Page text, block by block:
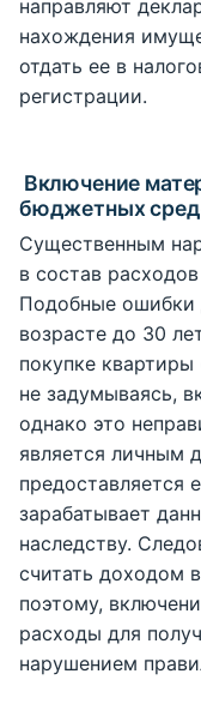
направляют
нахождения
отдать ее в
регистрации.
Включение
бюджетных
Существенным
в состав
Подобные
возрасте до 30
покупке
не задумываясь,
однако это
является личным
предоставляется
зарабатывает
наследству.
считать доходом
поэтому,
расходы для
нарушением